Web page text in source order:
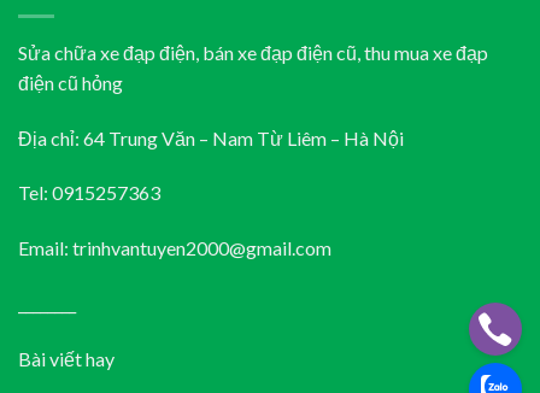
Sửa chữa xe đạp điện, bán xe đạp điện cũ, thu mua xe đạp
điện cũ hỏng
Địa chỉ: 64 Trung Văn – Nam Từ Liêm – Hà Nội
Tel: 0915257363
Email: trinhvantuyen2000@gmail.com
Bài viết hay